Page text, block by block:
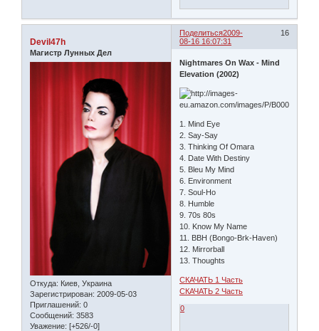
Поделиться 16
2009-
08-16 16:07:31
Devil47h
Магистр Лунных Дел
Откуда: Киев, Украина
Зарегистрирован: 2009-05-03
Приглашений: 0
Сообщений: 3583
Уважение: [+526/-0]
Nightmares On Wax - Mind
Elevation (2002)
1. Mind Eye
2. Say-Say
3. Thinking Of Omara
4. Date With Destiny
5. Bleu My Mind
6. Environment
7. Soul-Ho
8. Humble
9. 70s 80s
10. Know My Name
11. BBH (Bongo-Brk-Haven)
12. Mirrorball
13. Thoughts
СКАЧАТЬ 1 Часть
СКАЧАТЬ 2 Часть
0